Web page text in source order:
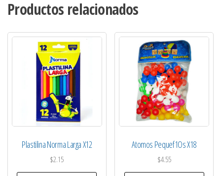
Productos relacionados
Plastilina Norma Larga X12
$2.15
Atomos Pequef1Os X18
$4.55